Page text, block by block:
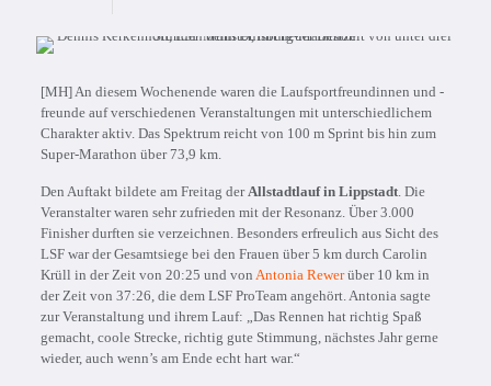
[MH] An diesem Wochenende waren die Laufsportfreundinnen und -
freunde auf verschiedenen Veranstaltungen mit unterschiedlichem
Charakter aktiv. Das Spektrum reicht von 100 m Sprint bis hin zum
Super-Marathon über 73,9 km.
Den Auftakt bildete am Freitag derAllstadtlauf in Lippstadt. Die
Veranstalter waren sehr zufrieden mit der Resonanz. Über 3.000
Finisher durften sie verzeichnen. Besonders erfreulich aus Sicht des
LSF war der Gesamtsiege bei den Frauen über 5 km durch Carolin
Krüll in der Zeit von 20:25 und von Antonia Rewerüber 10 km in
der Zeit von 37:26, die dem LSF ProTeam angehört. Antonia sagte
zur Veranstaltung und ihrem Lauf: „Das Rennen hat richtig Spaß
gemacht, coole Strecke, richtig gute Stimmung, nächstes Jahr gerne
wieder, auch wenn’s am Ende echt hart war.“